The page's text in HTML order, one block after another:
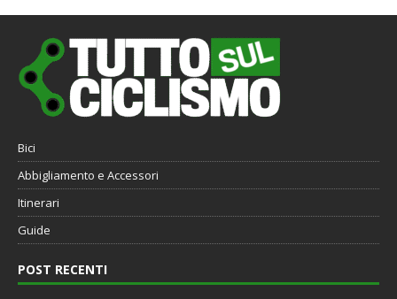
Bici
Abbigliamento e Accessori
Itinerari
Guide
POST RECENTI